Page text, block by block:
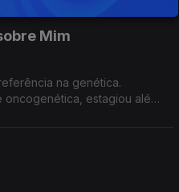
Mim
na genética.
estagiou além-